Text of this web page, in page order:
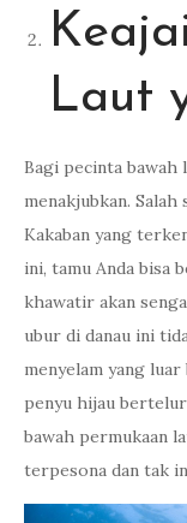
Laut
Bagi pecinta bawah
menakjubkan.
Kakaban yang
ini, tamu Anda bisa
khawatir akan
ubur di danau ini
menyelam yang
penyu hijau bertelur
bawah permukaan
terpesona dan tak